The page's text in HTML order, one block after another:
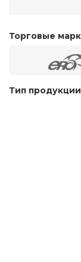
Торговые
Тип продукции